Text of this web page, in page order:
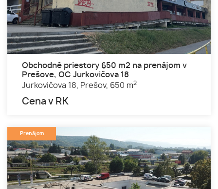
Obchodné priestory 650 m2 na prenájom v
Prešove, OC Jurkovičova 18
Jurkovičova 18,
Prešov, 650 m2
Cena v RK
Prenájom